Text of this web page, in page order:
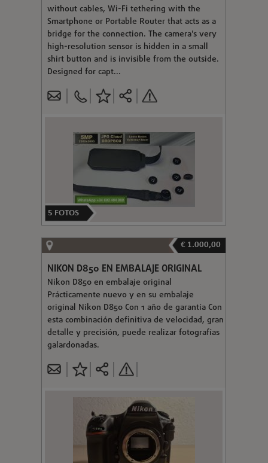
without cables, Wi-Fi tethering with the
Smartphone or Portable Router that acts as a
bridge for the connection. The camera's very
high-resolution sensor is hidden in a small
shirt button and is invisible from the outside.
Designed for capt...
5 FOTOS
€ 1.000,00
NIKON D850 EN EMBALAJE ORIGINAL
Nikon D850 en embalaje original
Prácticamente nuevo y en su embalaje
original Nikon D850 Con 1 año de garantía Con
esta combinación definitiva de velocidad, gran
detalle y precisión, puede realizar fotografías
galardonadas.